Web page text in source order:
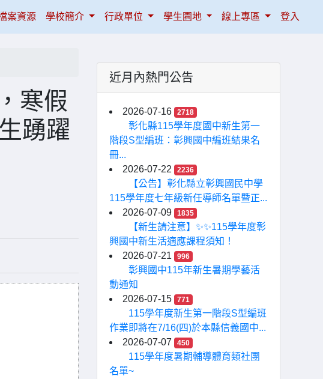
案資源 學校簡介 行政單位 學生園地 線上專區 登入
寒假
踴躍
近月內熱門公告
2026-07-16 2718
彰化縣115學年度國中新生第一
階段S型編班：彰興國中編班結果名
冊...
2026-07-22
2236
【公告】彰化縣立彰興國民中學
115學年度七年級新任導師名單暨正...
2026-07-09
1835
【新生請注意】✨✨115學年度彰
興國中新生活適應課程須知！
2026-07-21
996
彰興國中115年新生暑期學藝活
動通知
2026-07-15
771
115學年度新生第一階段S型編班
作業即將在7/16(四)於本縣信義國中...
2026-07-07
450
115學年度暑期輔導體育類社團
名單~